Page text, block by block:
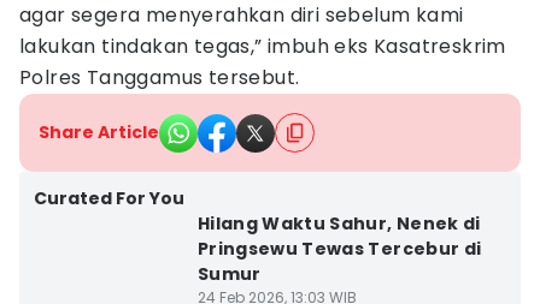
agar segera menyerahkan diri sebelum kami
lakukan tindakan tegas,” imbuh eks Kasatreskrim
Polres Tanggamus tersebut.
Share Article
Curated For You
Hilang Waktu Sahur, Nenek di
Pringsewu Tewas Tercebur di
Sumur
24 Feb 2026, 13:03 WIB